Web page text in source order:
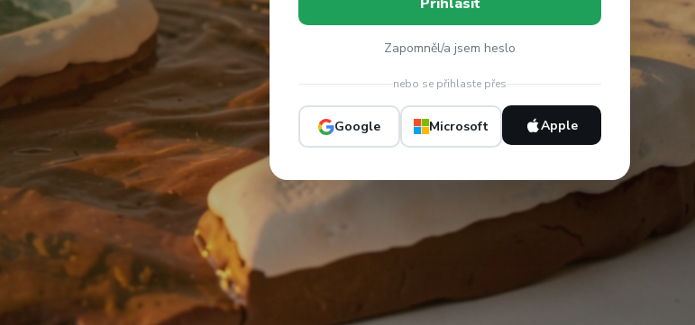
Zapomněl/a jsem heslo
nebo se přihlaste přes
Google Microsoft Apple